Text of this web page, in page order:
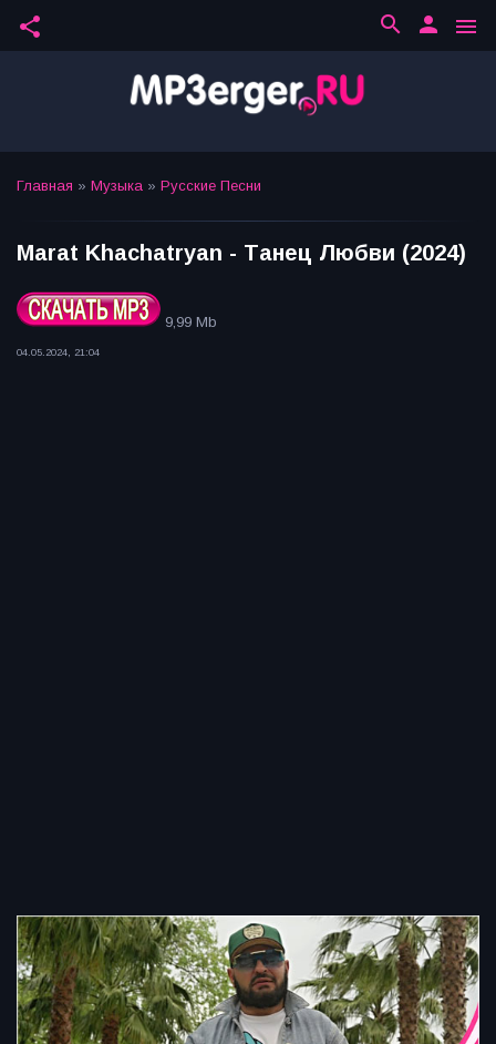
share menu
person
search
Главная » Музыка » Русские Песни
Marat Khachatryan - Танец Любви (2024)
9,99 Mb
04.05.2024, 21:04